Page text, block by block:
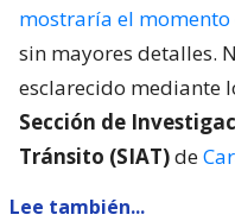
mostraría el
sin mayores detalles.
esclarecido mediante
Sección de
Tránsito (SIAT)de
Lee también...